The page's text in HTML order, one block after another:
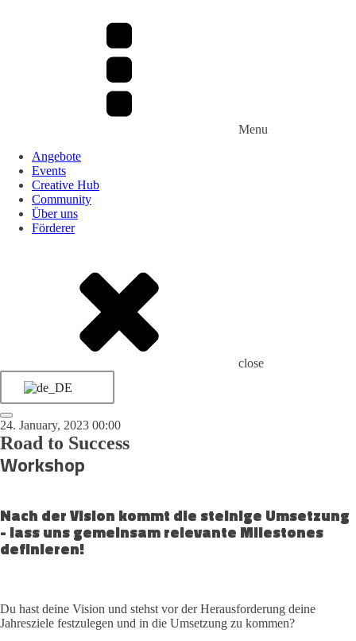
Menu
Angebote
Events
Creative Hub
Community
Über uns
Förderer
close
24. January, 2023 00:00
Road to Success
Workshop
Nach der Vision kommt die steinige Umsetzung
- lass uns gemeinsam relevante Milestones
definieren!
Du hast deine Vision und stehst vor der Herausforderung deine
Jahresziele festzulegen und in die Umsetzung zu kommen?